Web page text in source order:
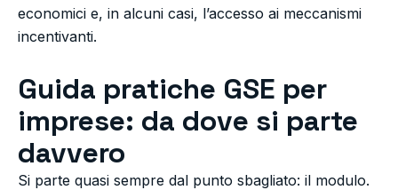
economici e, in alcuni casi, l’accesso ai meccanismi
incentivanti.
Guida pratiche GSE per
imprese: da dove si parte
davvero
Si parte quasi sempre dal punto sbagliato: il modulo.